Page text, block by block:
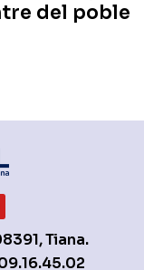
del poble
Tiana.